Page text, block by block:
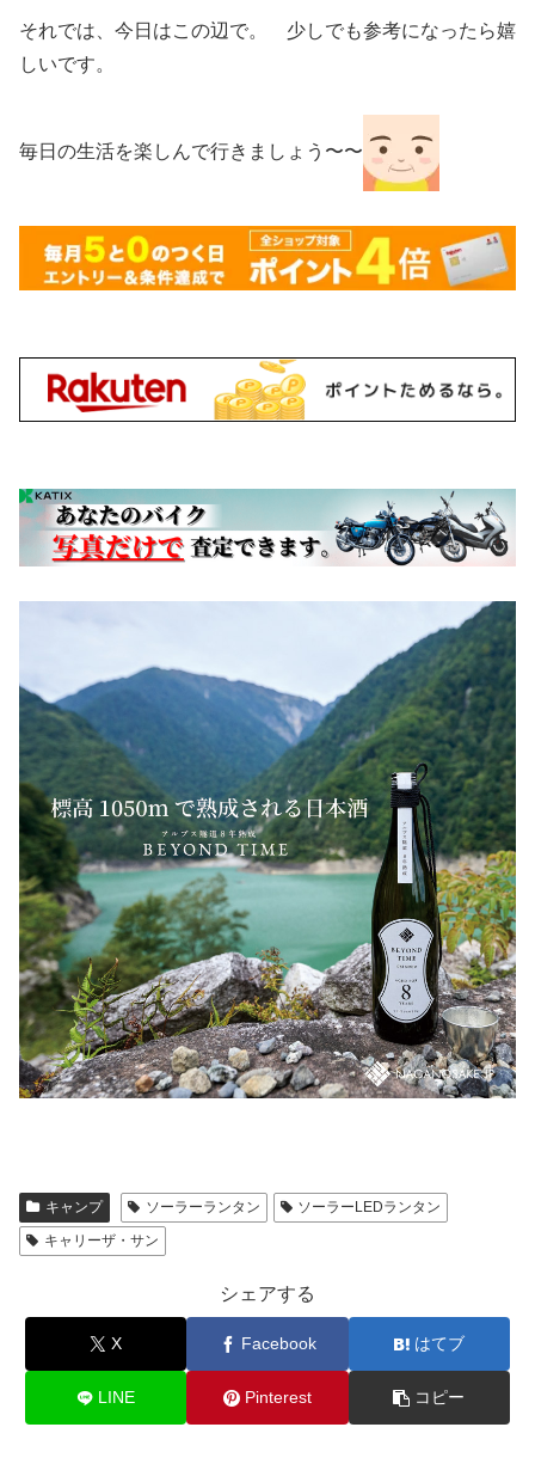
それでは、今日はこの辺で。 少しでも参考になったら嬉
しいです。
毎日の生活を楽しんで行きましょう〜〜
キャンプ ソーラーランタン
ソーラーLEDランタン
キャリーザ・サン
シェアする
X Facebook はてブ
LINE Pinterest コピー